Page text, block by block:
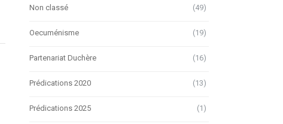
Non classé (49)
Oecuménisme (19)
Partenariat Duchère (16)
Prédications 2020 (13)
Prédications 2025 (1)